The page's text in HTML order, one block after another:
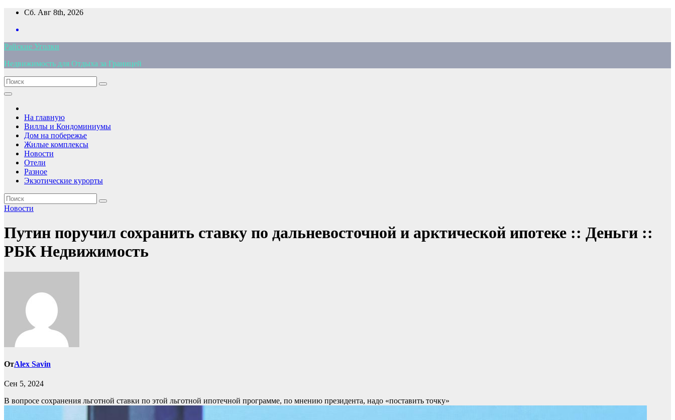
Перейти
содержимому
Сб. Авг 8th, 2026
Райские Уголки
Недвижимость для Отдыха за Границей
На главную
Виллы и Кондоминиумы
Дом на побережье
Жилые комплексы
Новости
Отели
Разное
Экзотические курорты
Новости
Путин поручил сохранить ставку по дальневосточной и арктической ипотеке :: Деньги ::
РБК Недвижимость
ОтAlex Savin
Сен 5, 2024
В вопросе сохранения льготной ставки по этой льготной ипотечной программе, по мнению президента, надо «поставить точку»